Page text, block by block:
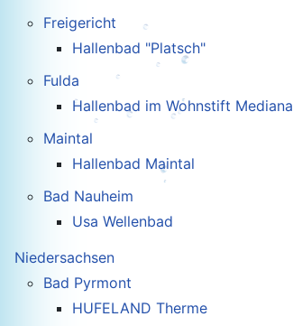
Freigericht
Hallenbad "Platsch"
Fulda
Hallenbad im Wohnstift Mediana
Maintal
Hallenbad Maintal
Bad Nauheim
Usa Wellenbad
Niedersachsen
Bad Pyrmont
HUFELAND Therme